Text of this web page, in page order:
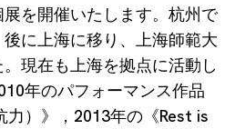
を開催いたします。杭州で
に上海に移り、上海師範大
現在も上海を拠点に活動し
年のパフォーマンス作品
力）》，2013年の《Rest is